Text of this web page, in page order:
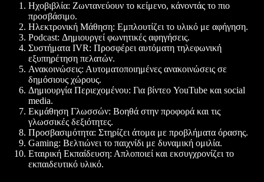
Ηχοβιβλία: Ζωντανεύουν το κείμενο, κάνοντάς το πιο
προσβάσιμο.
Ηλεκτρονική Μάθηση: Εμπλουτίζει το υλικό με αφήγηση.
Podcast: Δημιουργεί φωνητικές αφηγήσεις.
Συστήματα IVR: Προσφέρει αυτόματη τηλεφωνική
εξυπηρέτηση πελατών.
Ανακοινώσεις: Αυτοματοποιημένες ανακοινώσεις σε
δημόσιους χώρους.
Δημιουργία Περιεχομένου: Για βίντεο YouTube και social
media.
Εκμάθηση Γλωσσών: Βοηθά στην προφορά και τις
γλωσσικές δεξιότητες.
Προσβασιμότητα: Στηρίζει άτομα με προβλήματα όρασης.
Gaming: Βελτιώνει το παιχνίδι με δυναμική ομιλία.
Εταιρική Εκπαίδευση: Απλοποιεί και εκσυγχρονίζει το
εκπαιδευτικό υλικό.